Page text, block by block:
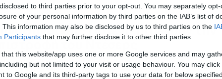
to third parties prior to your opt-out. You may separately
of your personal information by third parties on the IAB’s list of
This information may also be disclosed by us to third parties on the
Participants that may further disclose it to other third parties.
that this website/app uses one or more Google services and may
but not limited to your visit or usage behaviour. You may
to Google and its third-party tags to use your data for below
08/2026 20:53
Πότε περιμένουν την
του Ντέσερς
μέτρηση για την πλήρη επάνοδο του Σίριλ
αγωνιστικές υποχρεώσεις του Παναθηναϊκού...